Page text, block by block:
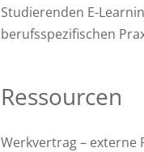
Studierenden E-
berufsspezifischen
Ressourcen
Werkvertrag – externe